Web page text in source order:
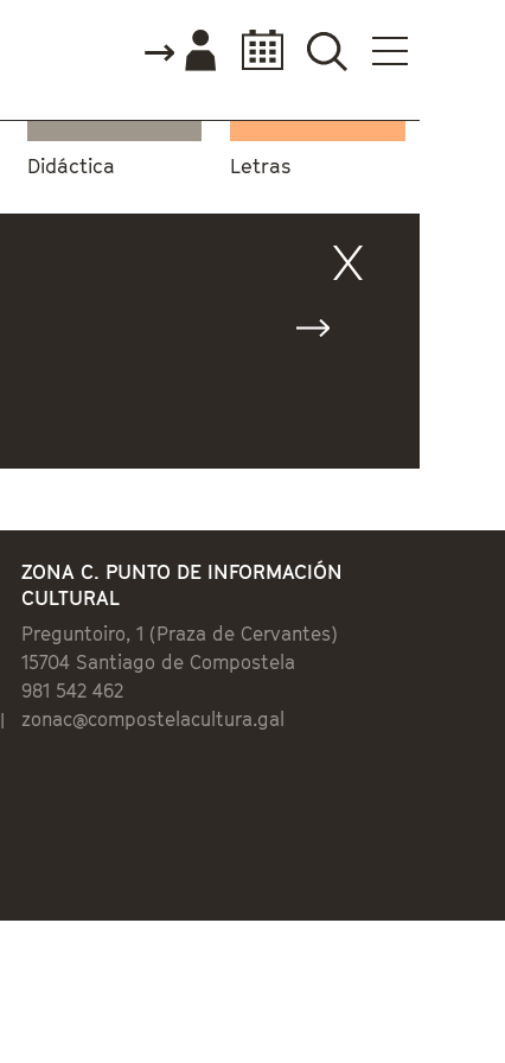
Didáctica Letras
ZONA C. PUNTO DE INFORMACIÓN
CULTURAL
Preguntoiro, 1 (Praza de Cervantes)
15704 Santiago de Compostela
981 542 462
zonac@compostelacultura.gal